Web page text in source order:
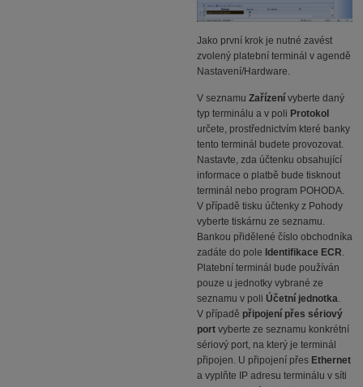
Jako první krok je nutné zavést
zvolený platební terminál v agendě
Nastavení/Hardware.
V seznamu Zařízení vyberte daný
typ terminálu a v poli Protokol
určete, prostřednictvím které banky
tento terminál budete provozovat.
Nastavte, zda účtenku obsahující
informace o platbě bude tisknout
terminál nebo program POHODA.
V případě tisku účtenky z Pohody
vyberte tiskárnu ze seznamu.
Bankou přidělené číslo obchodníka
zadáte do pole Identifikace ECR.
Platební terminál bude používán
pouze u jednotky vybrané ze
seznamu v poli Účetní jednotka.
V případě připojení přes sériový
port vyberte ze seznamu konkrétní
sériový port, na který je terminál
připojen. U připojení přes Ethernet
a vyplňte IP adresu terminálu v síti